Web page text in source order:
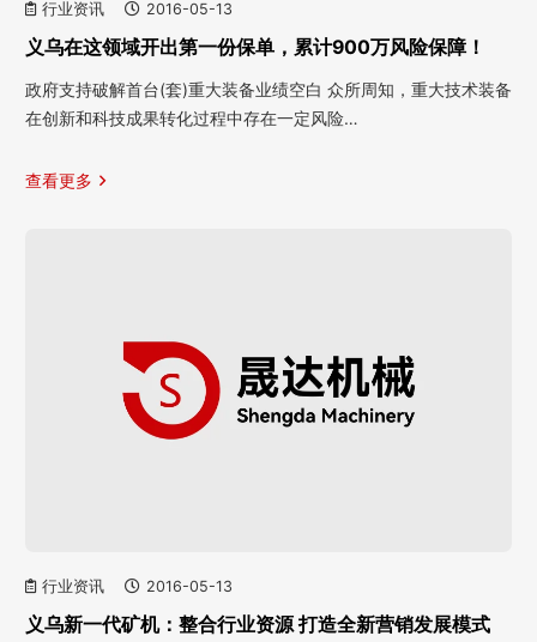
行业资讯 2016-05-13
义乌在这领域开出第一份保单，累计900万风险保障！
政府支持破解首台(套)重大装备业绩空白 众所周知，重大技术装备
在创新和科技成果转化过程中存在一定风险…
查看更多
行业资讯 2016-05-13
义乌新一代矿机：整合行业资源 打造全新营销发展模式